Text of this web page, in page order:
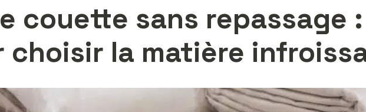
couette sans repassage
choisir la matière